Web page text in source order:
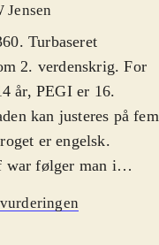
Jensen
Turbaseret
2. verdenskrig. For
år, PEGI er 16.
kan justeres på fem
er engelsk.
war følger man i
under 2. verdenskrig,